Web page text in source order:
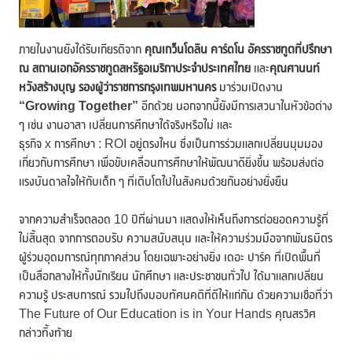
ภายในงานยังได้รับเกียรติจาก คุณเกว็นโดลิน คาร์ดโน อัครราชทูตที่ปรึกษา
ณ สถานเอกอัครราชทูตสหรัฐอเมริกาประจำประเทศไทย และคุณศานนท์
หวังสร้างบุญ รองผู้ว่าราชการกรุงเทพมหานครมาร่วมเปิดงาน
“Growing Together” อีกด้วย นอกจากนี้ยังมีการเสวนาในหัวข้อต่าง
ๆ เช่น งานอาสา เปลี่ยนการศึกษาได้จริงหรือไม่ และ
ธุรกิจ x การศึกษา : ROI อยู่ตรงไหน ซึ่งเป็นการร่วมแลกเปลี่ยนมุมมอง
เกี่ยวกับการศึกษา เพื่อขับเคลื่อนการศึกษาให้พัฒนาดียิ่งขึ้น พร้อมส่งต่อ
แรงบันดาลใจให้กับเด็ก ๆ ที่เติบโตไปในสังคมด้วยกันอย่างยั่งยืน
จากความสำเร็จตลอด 10 ปีที่ผ่านมา แสดงให้เห็นถึงการต่อยอดความรู้ที่
ไม่สิ้นสุด จากการตอบรับ ความสนับสนุน และให้ความร่วมมือจากพันธมิตร
ผู้ร่วมอุดมการณ์ทุกภาคส่วน โดยเฉพาะอย่างยิ่ง เดอะ ปาร์ค ที่เปิดพื้นที่
เป็นสื่อกลางให้ทั้งนักเรียน นักศึกษา และประชาชนทั่วไป ได้มาแลกเปลี่ยน
ความรู้ ประสบการณ์ รวมไปถึงมอบทัศนคติที่ดีให้แก่กัน ด้วยความเชื่อที่ว่า
The Future of Our Education is in Your Hands คุณสรวิศ
กล่าวทิ้งท้าย